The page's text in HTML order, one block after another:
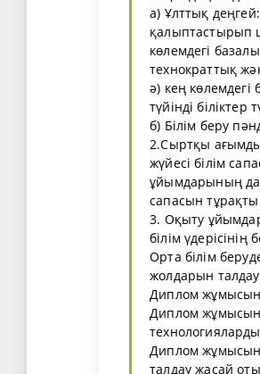
а) Ұлттық
қалыптастырып
көлемдегі
технократтық
ә) кең көлемдегі
түйінді
б) Білім беру
2.Сыртқы ағымды
жүйесі білім
ұйымдарының
сапасын тұрақты
3. Оқыту
білім үдерісінің
Орта білім
жолдарын
Диплом
Диплом
Диплом
талдау жасай